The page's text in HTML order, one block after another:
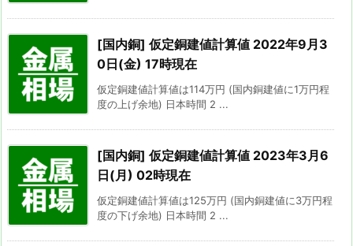
[国内銅] 仮定銅建値計算値 2022年9月3
0日(金) 17時現在
仮定銅建値計算値は114万円 (国内銅建値に1万円程
度の上げ余地) 日本時間 2 ...
[国内銅] 仮定銅建値計算値 2023年3月6
日(月) 02時現在
仮定銅建値計算値は125万円 (国内銅建値に3万円程
度の下げ余地) 日本時間 2 ...